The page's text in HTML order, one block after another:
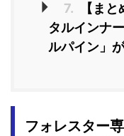
7.
【ま
タルインナ
ルパイン」
フォレスター